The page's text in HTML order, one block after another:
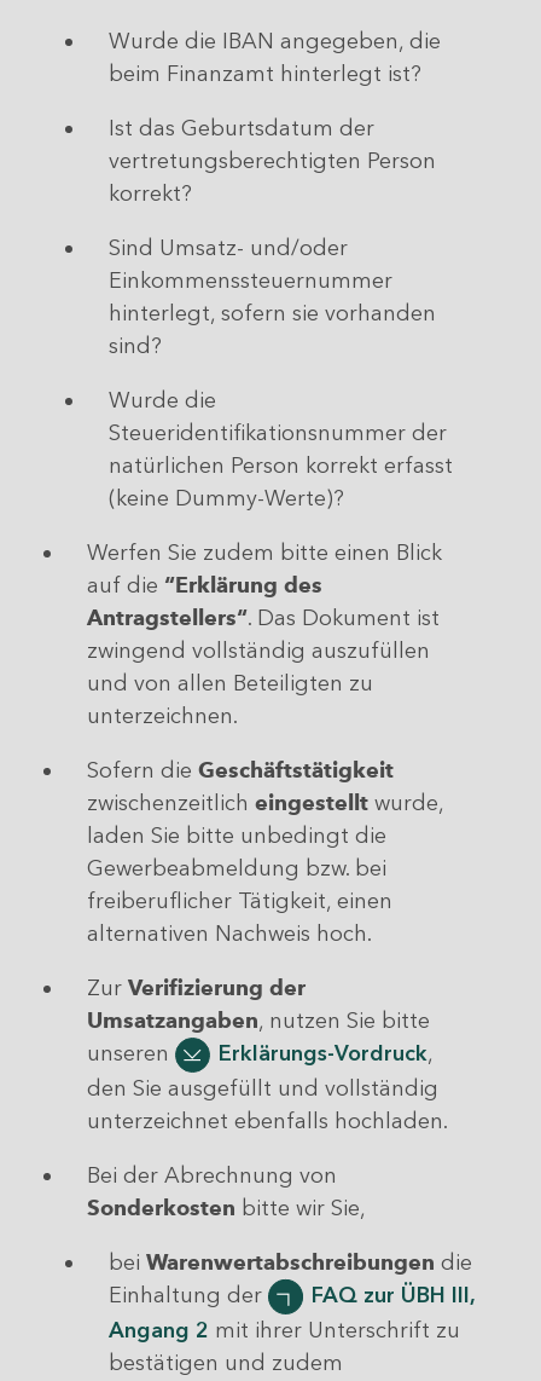
Wurde die IBAN angegeben, die
beim Finanzamt hinterlegt ist?
Ist das Geburtsdatum der
vertretungsberechtigten Person
korrekt?
Sind Umsatz- und/oder
Einkommenssteuernummer
hinterlegt, sofern sie vorhanden
sind?
Wurde die
Steueridentifikationsnummer der
natürlichen Person korrekt erfasst
(keine Dummy-Werte)?
Werfen Sie zudem bitte einen Blick
auf die “Erklärung des
Antragstellers“. Das Dokument ist
zwingend vollständig auszufüllen
und von allen Beteiligten zu
unterzeichnen.
Sofern die Geschäftstätigkeit
zwischenzeitlich eingestellt wurde,
laden Sie bitte unbedingt die
Gewerbeabmeldung bzw. bei
freiberuflicher Tätigkeit, einen
alternativen Nachweis hoch.
Zur Verifizierung der
Umsatzangaben, nutzen Sie bitte
unseren
Erklärungs-Vordruck,
den Sie ausgefüllt und vollständig
unterzeichnet ebenfalls hochladen.
Bei der Abrechnung von
Sonderkosten bitte wir Sie,
bei Warenwertabschreibungen die
Einhaltung der
FAQ zur ÜBH III,
Angang 2 mit ihrer Unterschrift zu
bestätigen und zudem